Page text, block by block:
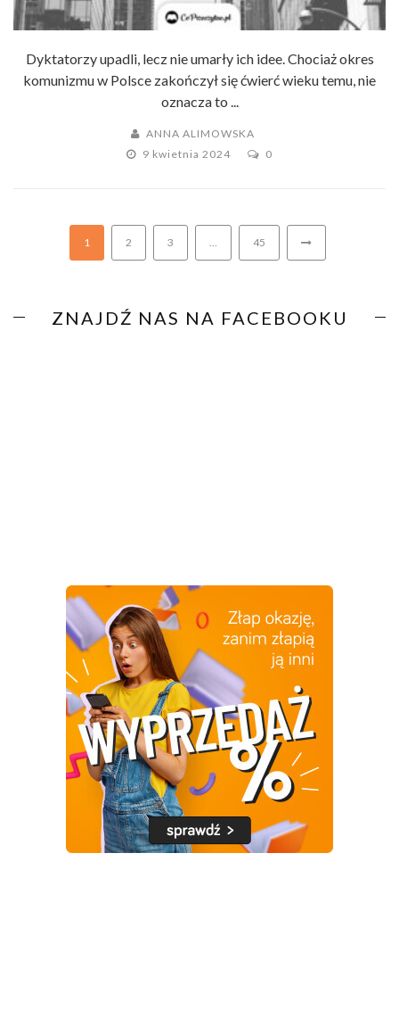
Dyktatorzy upadli, lecz nie umarły ich idee. Chociaż okres
komunizmu w Polsce zakończył się ćwierć wieku temu, nie
oznacza to ...
ANNA ALIMOWSKA
9 kwietnia 2024
0
1 2 3 45
ZNAJDŹ NAS NA FACEBOOKU